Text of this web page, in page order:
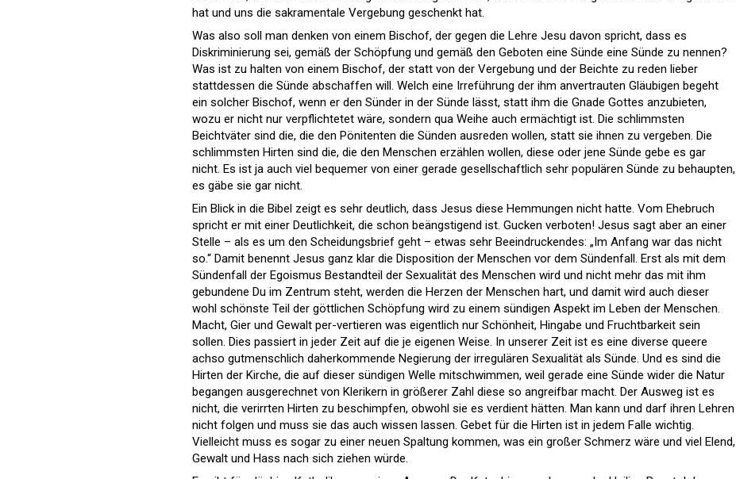
hat und uns die sakramentale Vergebung geschenkt hat.
Was also soll man denken von einem Bischof, der gegen die Lehre Jesu davon spricht, dass es
Diskriminierung sei, gemäß der Schöpfung und gemäß den Geboten eine Sünde eine Sünde zu nennen?
Was ist zu halten von einem Bischof, der statt von der Vergebung und der Beichte zu reden lieber
stattdessen die Sünde abschaffen will. Welch eine Irreführung der ihm anvertrauten Gläubigen begeht
ein solcher Bischof, wenn er den Sünder in der Sünde lässt, statt ihm die Gnade Gottes anzubieten,
wozu er nicht nur verpflichtetet wäre, sondern qua Weihe auch ermächtigt ist. Die schlimmsten
Beichtväter sind die, die den Pönitenten die Sünden ausreden wollen, statt sie ihnen zu vergeben. Die
schlimmsten Hirten sind die, die den Menschen erzählen wollen, diese oder jene Sünde gebe es gar
nicht. Es ist ja auch viel bequemer von einer gerade gesellschaftlich sehr populären Sünde zu behaupten,
es gäbe sie gar nicht.
Ein Blick in die Bibel zeigt es sehr deutlich, dass Jesus diese Hemmungen nicht hatte. Vom Ehebruch
spricht er mit einer Deutlichkeit, die schon beängstigend ist. Gucken verboten! Jesus sagt aber an einer
Stelle – als es um den Scheidungsbrief geht – etwas sehr Beeindruckendes: „Im Anfang war das nicht
so.“ Damit benennt Jesus ganz klar die Disposition der Menschen vor dem Sündenfall. Erst als mit dem
Sündenfall der Egoismus Bestandteil der Sexualität des Menschen wird und nicht mehr das mit ihm
gebundene Du im Zentrum steht, werden die Herzen der Menschen hart, und damit wird auch dieser
wohl schönste Teil der göttlichen Schöpfung wird zu einem sündigen Aspekt im Leben der Menschen.
Macht, Gier und Gewalt per-vertieren was eigentlich nur Schönheit, Hingabe und Fruchtbarkeit sein
sollen. Dies passiert in jeder Zeit auf die je eigenen Weise. In unserer Zeit ist es eine diverse queere
achso gutmenschlich daherkommende Negierung der irregulären Sexualität als Sünde. Und es sind die
Hirten der Kirche, die auf dieser sündigen Welle mitschwimmen, weil gerade eine Sünde wider die Natur
begangen ausgerechnet von Klerikern in größerer Zahl diese so angreifbar macht. Der Ausweg ist es
nicht, die verirrten Hirten zu beschimpfen, obwohl sie es verdient hätten. Man kann und darf ihren Lehren
nicht folgen und muss sie das auch wissen lassen. Gebet für die Hirten ist in jedem Falle wichtig.
Vielleicht muss es sogar zu einer neuen Spaltung kommen, was ein großer Schmerz wäre und viel Elend,
Gewalt und Hass nach sich ziehen würde.